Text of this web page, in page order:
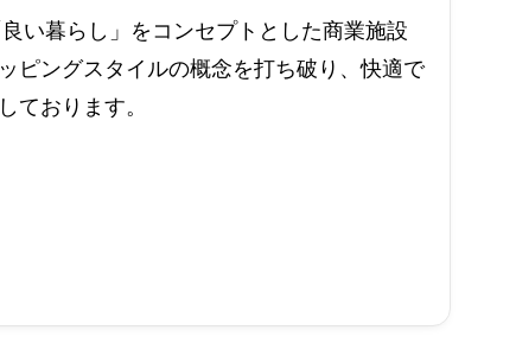
い暮らし」をコンセプトとした商業施設
ピングスタイルの概念を打ち破り、快適で
ております。